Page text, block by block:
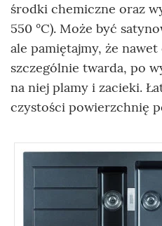
środki chemiczne oraz
550 °C). Może być
ale pamiętajmy, że nawet
szczególnie twarda, po
na niej plamy i zacieki.
czystości powierzchnię